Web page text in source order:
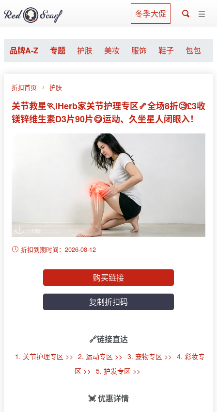
冬季大促
品牌A-Z 专题 护肤 美妆 服饰 鞋子 包包
折扣首页 护肤
关节救星🏃iHerb家关节护理专区🦴全场8折🧐£3收
镁锌维生素D3片90片😋运动、久坐星人闭眼入！
折扣到期时间：2026-08-12
购买链接
复制折扣码
🔗链接直达
1. 关节护理专区 >> 2. 运动专区 >> 3. 宠物专区 >> 4. 彩妆专
区 >> 5. 护发专区 >>
💓 优惠详情